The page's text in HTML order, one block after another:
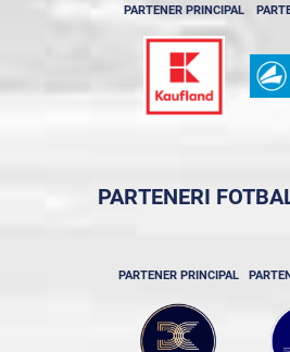
PARTENER PRINCIPAL
PARTENERI
PARTENER PRINCIPAL